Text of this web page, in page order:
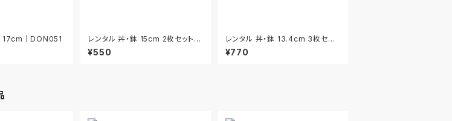
17cm｜DON051
レンタル 丼・鉢 15cm 2枚セット｜
DON052
¥550
レンタル 丼・鉢 13.4cm 3枚セット
｜DON053
¥770